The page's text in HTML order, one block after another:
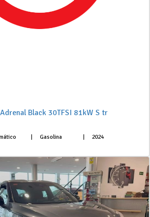
Black 30TFSI 81kW S tr
Gasolina 2024